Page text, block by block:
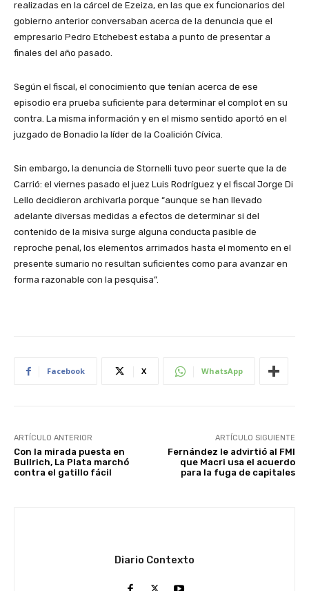
realizadas en la cárcel de Ezeiza, en las que ex funcionarios del
gobierno anterior conversaban acerca de la denuncia que el
empresario Pedro Etchebest estaba a punto de presentar a
finales del año pasado.
Según el fiscal, el conocimiento que tenían acerca de ese
episodio era prueba suficiente para determinar el complot en su
contra. La misma información y en el mismo sentido aportó en el
juzgado de Bonadio la líder de la Coalición Cívica.
Sin embargo, la denuncia de Stornelli tuvo peor suerte que la de
Carrió: el viernes pasado el juez Luis Rodríguez y el fiscal Jorge Di
Lello decidieron archivarla porque “aunque se han llevado
adelante diversas medidas a efectos de determinar si del
contenido de la misiva surge alguna conducta pasible de
reproche penal, los elementos arrimados hasta el momento en el
presente sumario no resultan suficientes como para avanzar en
forma razonable con la pesquisa”.
Facebook X WhatsApp
ARTÍCULO ANTERIOR
Con la mirada puesta en
Bullrich, La Plata marchó
contra el gatillo fácil
ARTÍCULO SIGUIENTE
Fernández le advirtió al FMI
que Macri usa el acuerdo
para la fuga de capitales
Diario Contexto